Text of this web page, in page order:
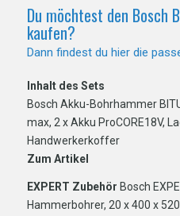
Du möchtest den Bosch
kaufen?
Dann findest du hier die
Inhalt des Sets
Bosch Akku-Bohrhammer
max, 2 x Akku ProCORE18V,
Handwerkerkoffer
Zum Artikel
EXPERT Zubehör Bosch
Hammerbohrer, 20 x 400 x